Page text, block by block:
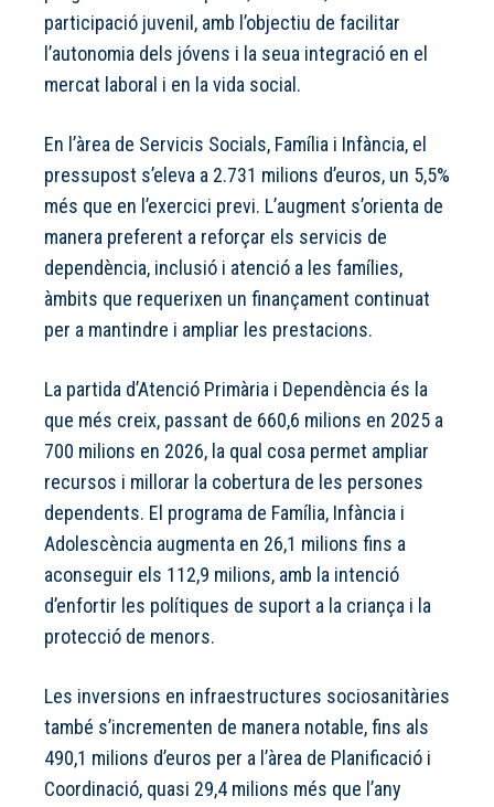
participació juvenil, amb l’objectiu de facilitar
l’autonomia dels jóvens i la seua integració en el
mercat laboral i en la vida social.
En l’àrea de Servicis Socials, Família i Infància, el
pressupost s’eleva a 2.731 milions d’euros, un 5,5%
més que en l’exercici previ. L’augment s’orienta de
manera preferent a reforçar els servicis de
dependència, inclusió i atenció a les famílies,
àmbits que requerixen un finançament continuat
per a mantindre i ampliar les prestacions.
La partida d’Atenció Primària i Dependència és la
que més creix, passant de 660,6 milions en 2025 a
700 milions en 2026, la qual cosa permet ampliar
recursos i millorar la cobertura de les persones
dependents. El programa de Família, Infància i
Adolescència augmenta en 26,1 milions fins a
aconseguir els 112,9 milions, amb la intenció
d’enfortir les polítiques de suport a la criança i la
protecció de menors.
Les inversions en infraestructures sociosanitàries
també s’incrementen de manera notable, fins als
490,1 milions d’euros per a l’àrea de Planificació i
Coordinació, quasi 29,4 milions més que l’any